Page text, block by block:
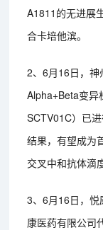
A1811的无进展
合卡培他滨。
2、6月16日，
Alpha+Beta变异
SCTV01C）已
结果，有望成为
交叉中和抗体滴
3、6月16日，
康医药有限公司